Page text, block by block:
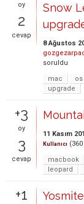
oy
2
cevap
Snow
8 Ağustos
soruldu
mac
os
upgrade
+3
oy
3
cevap
11 Kasım
Kullanıcı (360
macbook
leopard
+1